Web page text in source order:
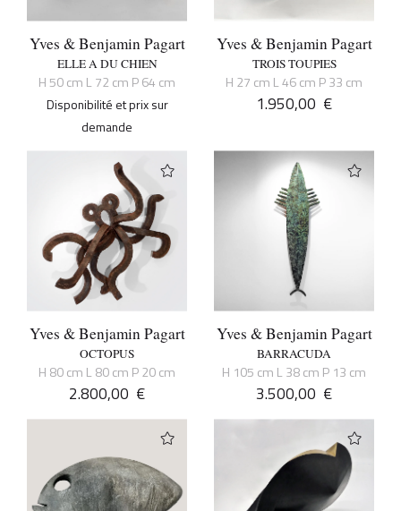
Yves & Benjamin Pagart
ELLE A DU CHIEN
H 50 cm L 72 cm P 64 cm
Disponibilité et prix sur
demande
Yves & Benjamin Pagart
TROIS TOUPIES
H 27 cm L 46 cm P 33 cm
1.950,00 €
Yves & Benjamin Pagart
OCTOPUS
H 80 cm L 80 cm P 20 cm
2.800,00 €
Yves & Benjamin Pagart
BARRACUDA
H 105 cm L 38 cm P 13 cm
3.500,00 €